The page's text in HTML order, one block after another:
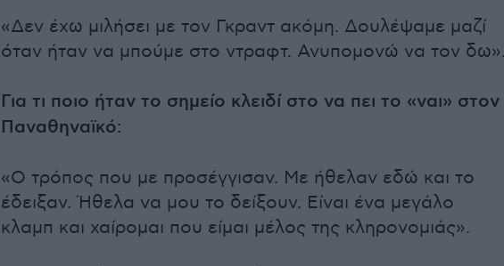
«Δεν έχω μιλήσει με τον Γκραντ ακόμη. Δουλέψαμε μαζί
όταν ήταν να μπούμε στο ντραφτ. Ανυπομονώ να τον
Για τι ποιο ήταν το σημείο κλειδί στο να πει το «ναι» στον
Παναθηναϊκό:
«Ο τρόπος που με προσέγγισαν. Με ήθελαν εδώ και το
έδειξαν. Ήθελα να μου το δείξουν. Είναι ένα μεγάλο
κλαμπ και χαίρομαι που είμαι μέλος της κληρονομιάς».